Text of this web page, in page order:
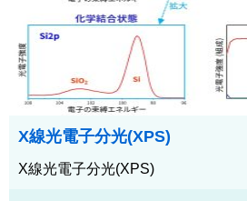
X線光電子分光(XPS)
X線光電子分光(XPS)